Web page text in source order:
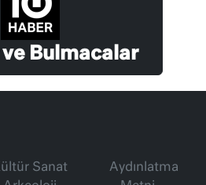
Bulmacalar
Sanat
Aydınlatma